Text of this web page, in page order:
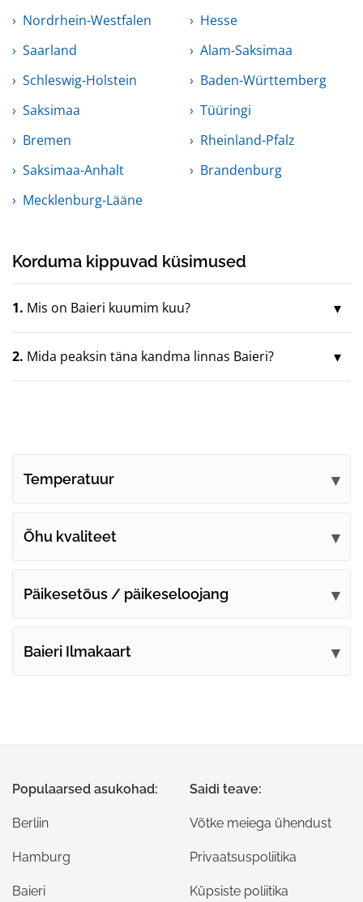
Nordrhein-Westfalen
Hesse
Saarland
Alam-Saksimaa
Schleswig-Holstein
Baden-Württemberg
Saksimaa
Tüüringi
Bremen
Rheinland-Pfalz
Saksimaa-Anhalt
Brandenburg
Mecklenburg-Lääne
Korduma kippuvad küsimused
1. Mis on Baieri kuumim kuu?
2. Mida peaksin täna kandma linnas Baieri?
Temperatuur
Õhu kvaliteet
Päikesetõus / päikeseloojang
Baieri Ilmakaart
Populaarsed asukohad:
Berliin
Hamburg
Baieri
Saidi teave:
Võtke meiega ühendust
Privaatsuspoliitika
Küpsiste poliitika